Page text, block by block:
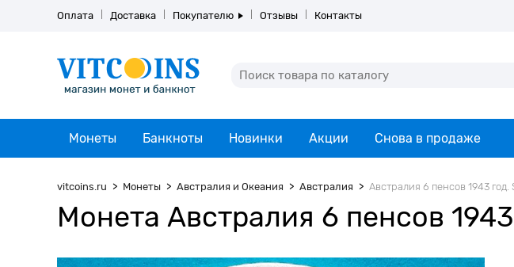
Оплата Доставка Покупателю Отзывы Контакты
Монеты Банкноты Новинки Акции Снова в продаже
vitcoins.ru Монеты Австралия и Океания Австралия Австралия 6 пенсов 1943 год.
Монета Австралия 6 пенсов 1943